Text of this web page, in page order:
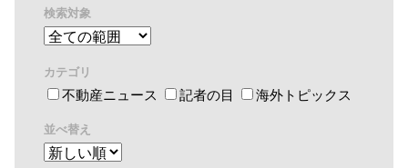
検索対象
カテゴリ
不動産ニュース 記者の目 海外トピックス
並べ替え